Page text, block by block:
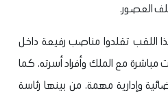
العصور.
اللقب تقلدوا مناصب رفيعة داخل
مباشرة مع الملك وأفراد أسرته، كما
وإدارية مهمة، من بينها رئاسة